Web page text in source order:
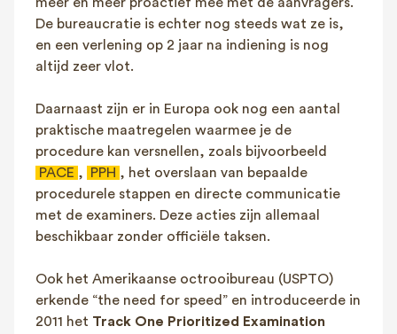
De bureaucratie is echter nog steeds wat ze is,
en een verlening op 2 jaar na indiening is nog
altijd zeer vlot.
Daarnaast zijn er in Europa ook nog een aantal
praktische maatregelen waarmee je de
procedure kan versnellen, zoals bijvoorbeeld
PACE , PPH , het overslaan van bepaalde
procedurele stappen en directe communicatie
met de examiners. Deze acties zijn allemaal
beschikbaar zonder officiële taksen.
Ook het Amerikaanse octrooibureau (USPTO)
erkende “the need for speed” en introduceerde in
2011 het Track One Prioritized Examination